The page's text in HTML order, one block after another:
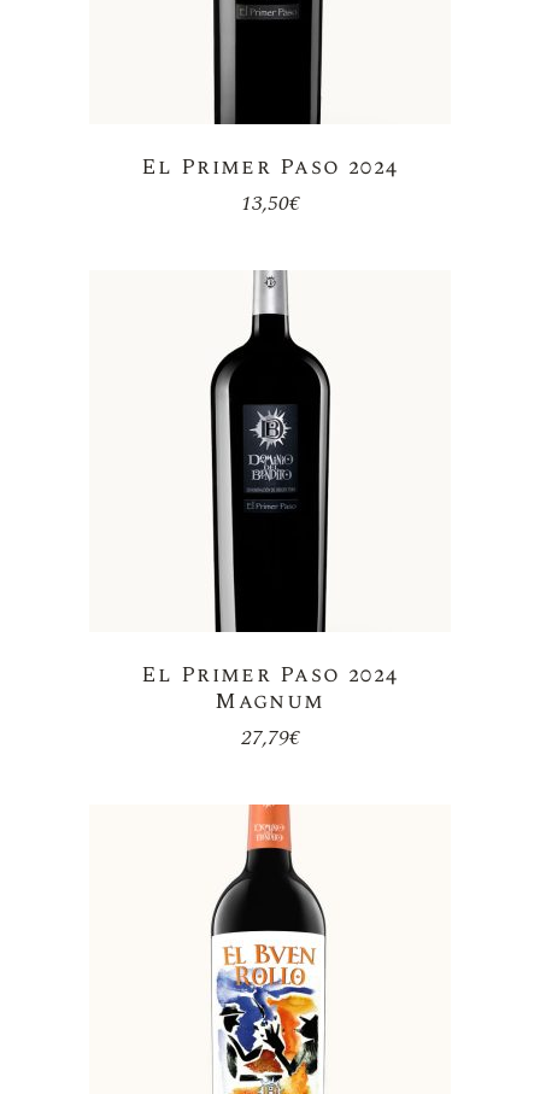
El Primer Paso 2024
13,50€
El Primer Paso 2024
Magnum
27,79€